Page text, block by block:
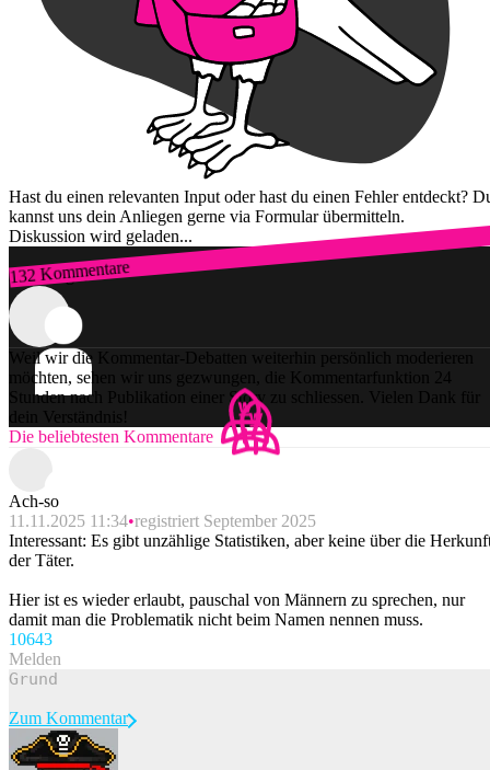
Hast du einen relevanten Input oder hast du einen Fehler entdeckt?
kannst uns dein Anliegen gerne via Formular übermitteln.
Diskussion wird geladen...
132 Kommentare
Zum Login
Weil wir die Kommentar-Debatten weiterhin persönlich moderieren
möchten, sehen wir uns gezwungen, die Kommentarfunktion 24
Stunden nach Publikation einer Story zu schliessen. Vielen Dank für
dein Verständnis!
Die beliebtesten Kommentare
Ach-so
11.11.2025 11:34 registriert September 2025
Interessant: Es gibt unzählige Statistiken, aber keine über die
der Täter.
Hier ist es wieder erlaubt, pauschal von Männern zu sprechen, nur
damit man die Problematik nicht beim Namen nennen muss.
10643
Melden
Zum Kommentar